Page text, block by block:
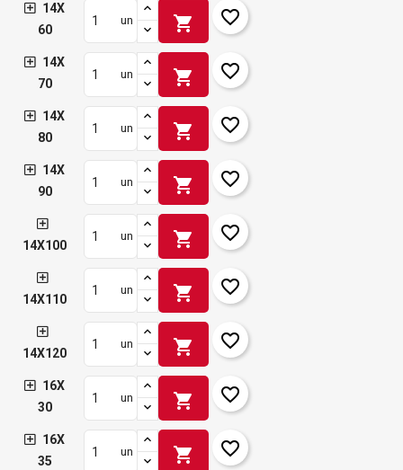
14X
60
un shopping_cart favorite_border
14X
70
un shopping_cart favorite_border
14X
80
un shopping_cart favorite_border
14X
90
un shopping_cart favorite_border
14X100
un shopping_cart favorite_border
14X110
un shopping_cart favorite_border
14X120
un shopping_cart favorite_border
16X
30
un shopping_cart favorite_border
16X
35
un shopping_cart favorite_border